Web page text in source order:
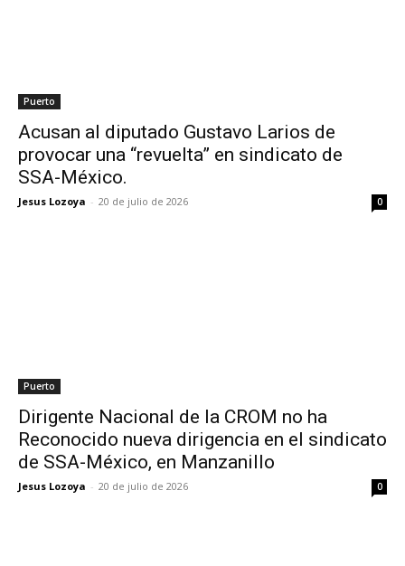
Puerto
Acusan al diputado Gustavo Larios de
provocar una “revuelta” en sindicato de
SSA-México.
Jesus Lozoya - 20 de julio de 2026 0
Puerto
Dirigente Nacional de la CROM no ha
Reconocido nueva dirigencia en el sindicato
de SSA-México, en Manzanillo
Jesus Lozoya - 20 de julio de 2026 0